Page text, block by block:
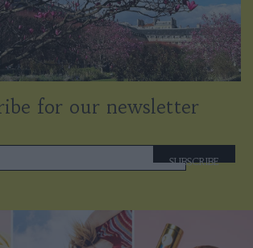
for our newsletter
SUBSCRIBE